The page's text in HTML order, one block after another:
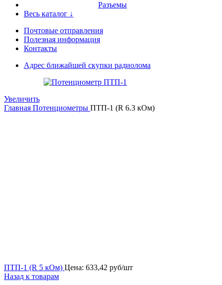
Разъемы
Весь каталог ↓
Почтовые отправления
Полезная информация
Контакты
Адрес ближайшей скупки радиолома
Увеличить
Главная Потенциометры ПТП-1 (R 6.3 кОм)
ПТП-1 (R 5 кОм) Цена: 633,42 руб/шт
Назад к товарам